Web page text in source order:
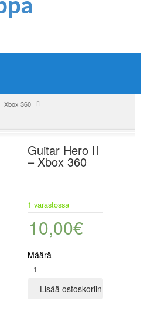
Xbox 360
Guitar Hero II
– Xbox 360
1 varastossa
10,00€
Määrä
Lisää ostoskoriin